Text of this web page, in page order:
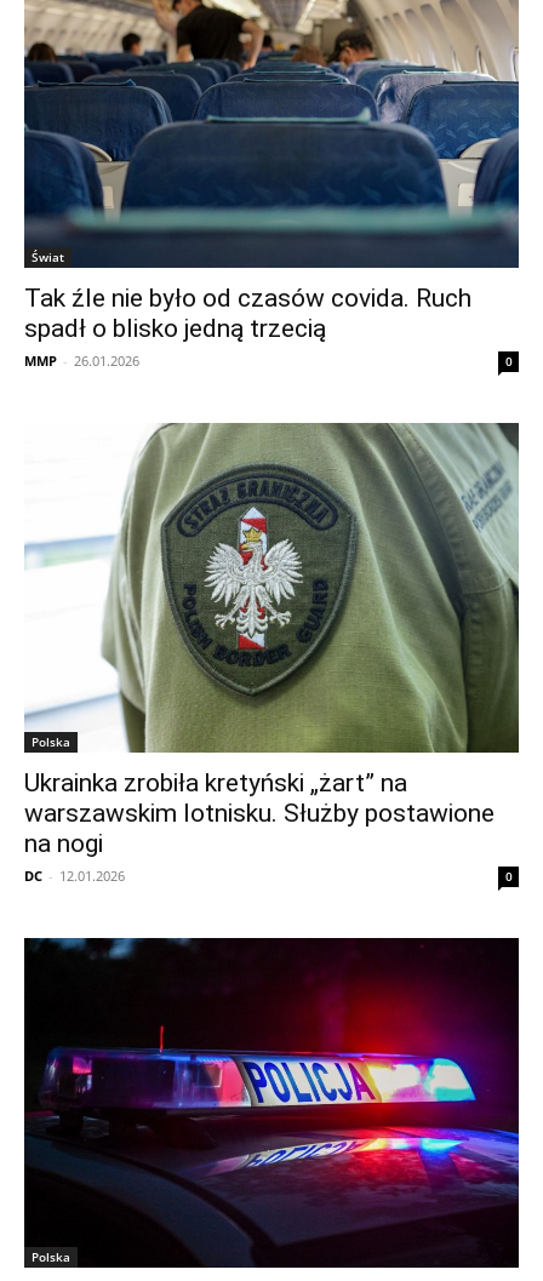
Świat
Tak źle nie było od czasów covida. Ruch
spadł o blisko jedną trzecią
MMP - 26.01.2026 0
Polska
Ukrainka zrobiła kretyński „żart” na
warszawskim lotnisku. Służby postawione
na nogi
DC - 12.01.2026 0
Polska